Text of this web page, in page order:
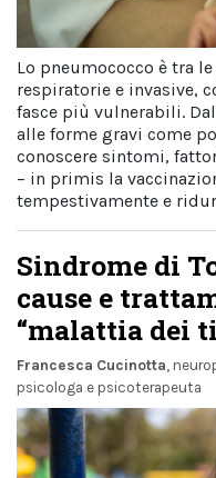
Lo pneumococco è tra
respiratorie e invasive,
fasce più vulnerabili.
alle forme gravi come
conoscere sintomi,
– in primis la
tempestivamente e
Sindrome di
cause e
“malattia dei
Francesca Cucinotta ,
psicologa e psicoterapeuta